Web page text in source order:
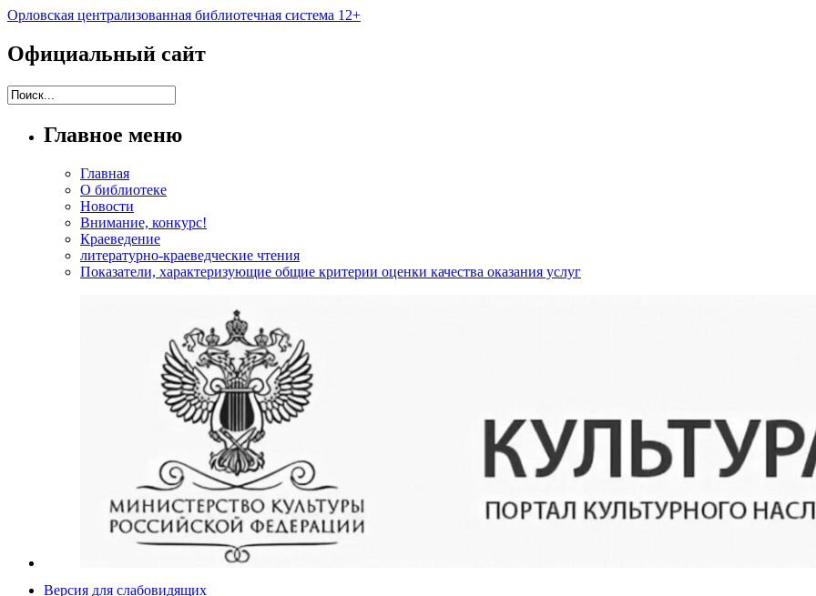
Орловская централизованная библиотечная система 12+
Официальный сайт
Главное меню
Главная
О библиотеке
Новости
Внимание, конкурс!
Краеведение
литературно-краеведческие чтения
Показатели, характеризующие общие критерии оценки качества оказания услуг
Версия для слабовидящих